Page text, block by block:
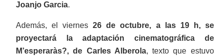
Joanjo Garcia.
Además, el viernes26 de octubre, a las 19 h, se
proyectará la adaptación cinematográfica de
M’esperaràs?, de Carles Alberola, texto que estuvo